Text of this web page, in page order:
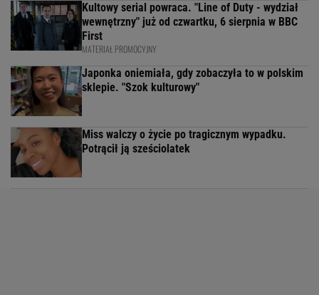
Kultowy serial powraca. "Line of Duty - wydział
wewnętrzny" już od czwartku, 6 sierpnia w BBC
First
MATERIAŁ PROMOCYJNY
Japonka oniemiała, gdy zobaczyła to w polskim
sklepie. "Szok kulturowy"
Miss walczy o życie po tragicznym wypadku.
Potrącił ją sześciolatek